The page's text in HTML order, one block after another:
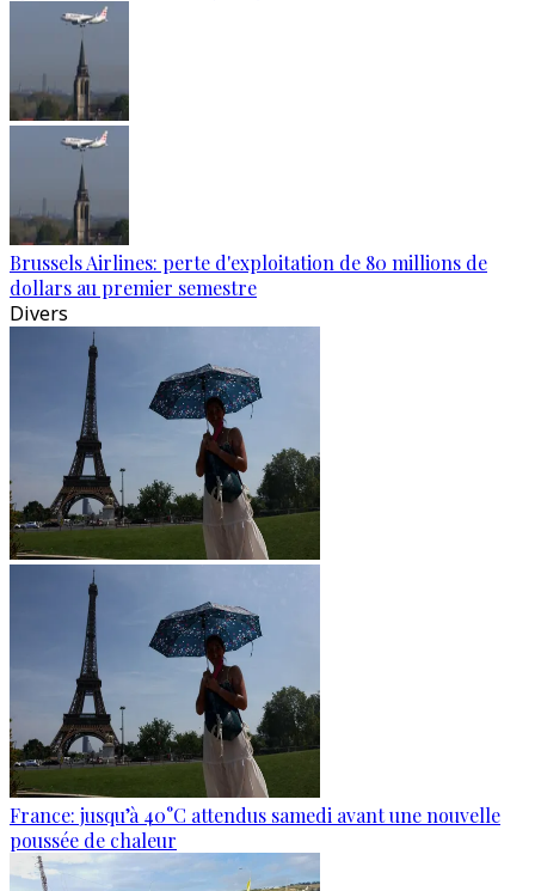
Brussels Airlines: perte d'exploitation de 80 millions de
dollars au premier semestre
Divers
France: jusqu’à 40°C attendus samedi avant une nouvelle
poussée de chaleur